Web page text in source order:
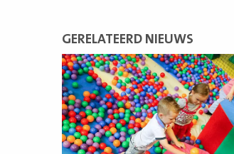
GERELATEERD NIEUWS
Lees
meer